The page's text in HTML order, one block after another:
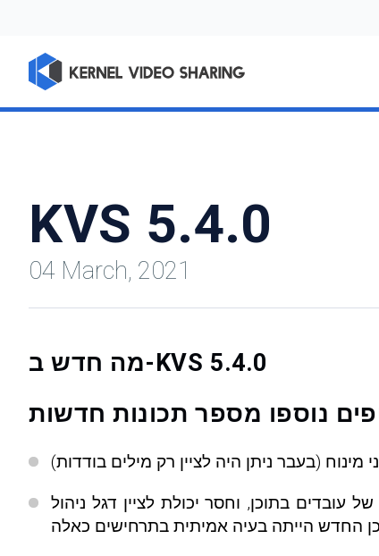
KVS 5.4.0
04 March, 2021
מה חדש ב-KVS 5.4.0
בתוכן, וחסר יכולת לציין דגל ניהול